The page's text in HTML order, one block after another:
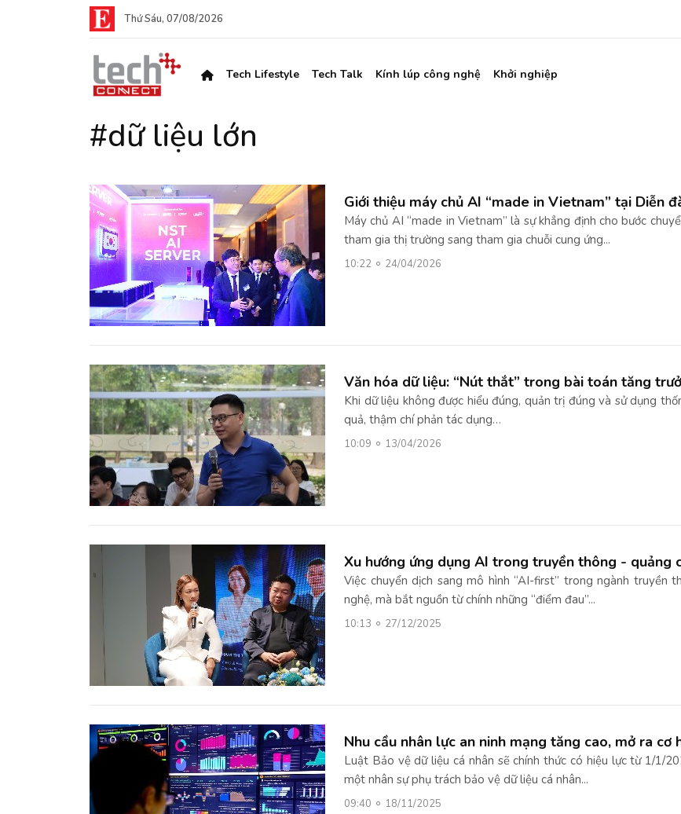
Thứ Sáu, 07/08/2026
Tech Lifestyle Tech Talk Kính lúp công nghệ Khởi nghiệp
#dữ liệu lớn
Giới thiệu máy chủ AI “made in Vietnam” tại Diễn
Máy chủ AI “made in Vietnam” là sự khẳng định cho bước
tham gia thị trường sang tham gia chuỗi cung ứng...
10:22 24/04/2026
Văn hóa dữ liệu: “Nút thắt” trong bài toán tăng
Khi dữ liệu không được hiểu đúng, quản trị đúng và sử dụng
quả, thậm chí phản tác dụng…
10:09 13/04/2026
Xu hướng ứng dụng AI trong truyền thông - quảng
Việc chuyển dịch sang mô hình “AI-first” trong ngành
nghệ, mà bắt nguồn từ chính những “điểm đau”...
10:13 27/12/2025
Nhu cầu nhân lực an ninh mạng tăng cao, mở ra
Luật Bảo vệ dữ liệu cá nhân sẽ chính thức có hiệu lực từ 1/1/
một nhân sự phụ trách bảo vệ dữ liệu cá nhân...
09:40 18/11/2025